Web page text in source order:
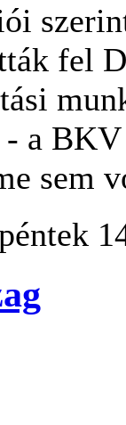
fel
a
sem